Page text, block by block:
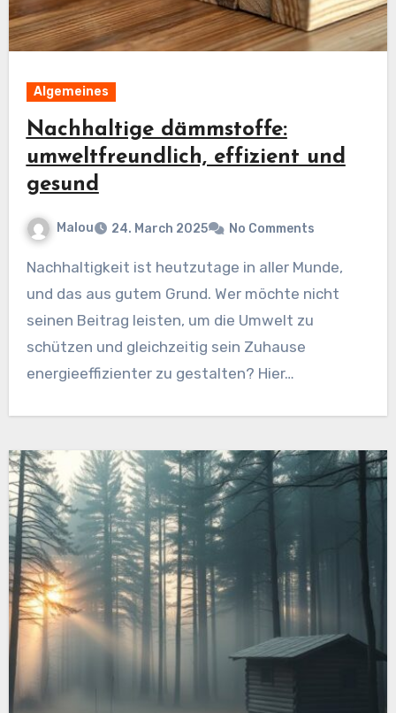
Algemeines
Nachhaltige dämmstoffe:
umweltfreundlich, effizient und
gesund
Malou 24. March 2025 No Comments
Nachhaltigkeit ist heutzutage in aller Munde,
und das aus gutem Grund. Wer möchte nicht
seinen Beitrag leisten, um die Umwelt zu
schützen und gleichzeitig sein Zuhause
energieeffizienter zu gestalten? Hier…